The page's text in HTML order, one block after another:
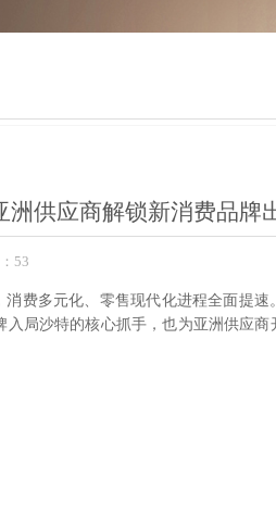
供应商解锁新消费品牌
53
费多元化、零售现代化进程全面提速
局沙特的核心抓手，也为亚洲供应商